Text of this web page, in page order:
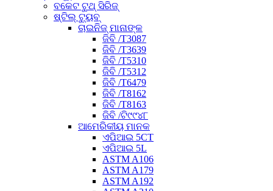
ବକେଟ ଟୁଥ୍ ସିରିଜ୍
ଷ୍ଟିଲ୍ ଟ୍ୟୁବ୍
ଚାଇନିଜ୍ ମାନାଙ୍କ
ଜିବି /T3087
ଜିବି /T3639
ଜିବି /T5310
ଜିବି /T5312
ଜିବି /T6479
ଜିବି /T8162
ଜିବି /T8163
ଜିବି /ଟି୯୯୪୮
ଆମେରିକୀୟ ମାନକ
ଏପିଆଇ 5CT
ଏପିଆଇ 5L
ASTM A106
ASTM A179
ASTM A192